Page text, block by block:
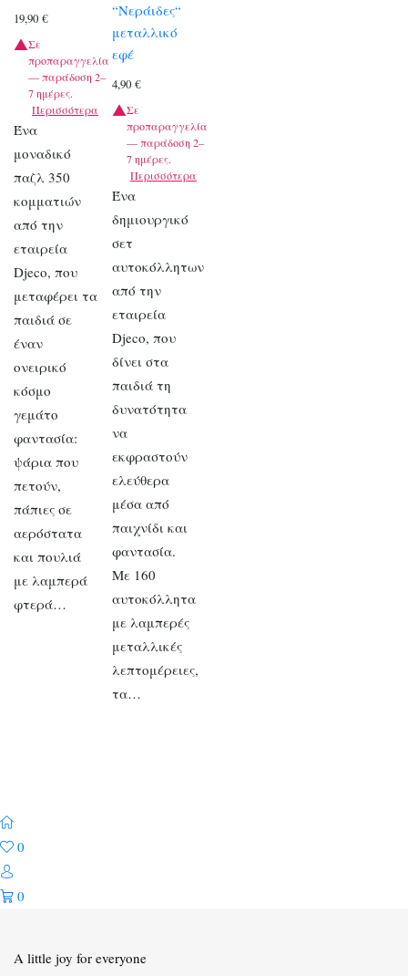
19,90 €
Σε
προπαραγγελία
— παράδοση 2–
7 ημέρες.
Περισσότερα
Ένα
μοναδικό
παζλ 350
κομματιών
από την
εταιρεία
Djeco, που
μεταφέρει τα
παιδιά σε
έναν
ονειρικό
κόσμο
γεμάτο
φαντασία:
ψάρια που
πετούν,
πάπιες σε
αερόστατα
και πουλιά
με λαμπερά
φτερά…
“Νεράιδες“
μεταλλικό
εφέ
4,90€
Σε
προπαραγγελία
— παράδοση 2–
7 ημέρες.
Περισσότερα
Ένα
δημιουργικό
σετ
αυτοκόλλητων
από την
εταιρεία
Djeco, που
δίνει στα
παιδιά τη
δυνατότητα
να
εκφραστούν
ελεύθερα
μέσα από
παιχνίδι και
φαντασία.
Με 160
αυτοκόλλητα
με λαμπερές
μεταλλικές
λεπτομέρειες,
τα…
0
0
A little joy for everyone